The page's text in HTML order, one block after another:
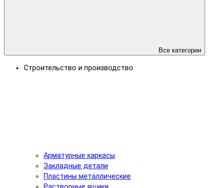
Все категории
Строительство и производство
Арматурные каркасы
Закладные детали
Пластины металлические